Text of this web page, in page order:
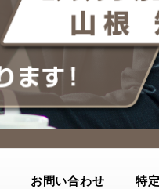
お問い合わせ 特